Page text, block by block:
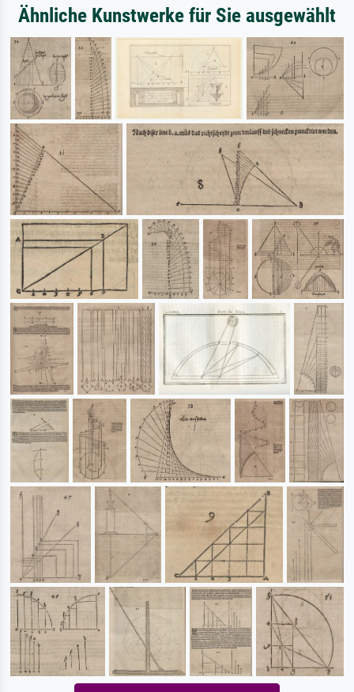
Ähnliche Kunstwerke für Sie ausgewählt